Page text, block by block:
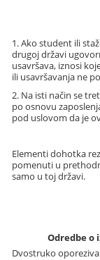
1. Ako student ili
drugoj državi
usavršava, iznosi
ili usavršavanja ne
2. Na isti način se
po osnovu
pod uslovom da je
Elementi dohotka
pomenuti u
samo u toj državi.
Odredbe o
Dvostruko